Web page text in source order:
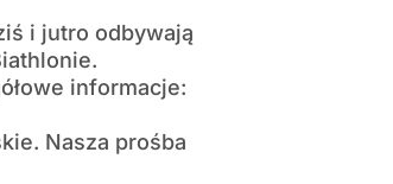
i jutro odbywają
informacje:
Nasza prośba